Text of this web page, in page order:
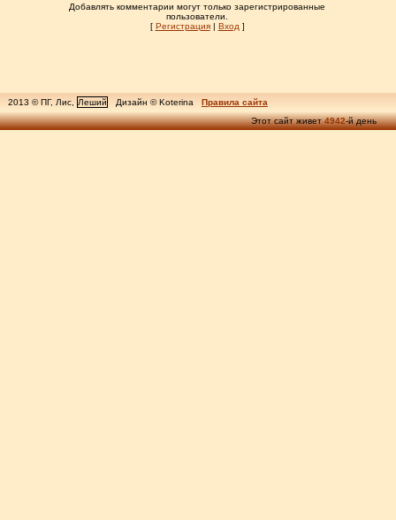
Добавлять комментарии могут только зарегистрированные
пользователи.
[ Регистрация| Вход ]
2013 © ПГ, Лис, Леший Дизайн © Koterina
Правила сайта
Этот сайт живет4942-й день